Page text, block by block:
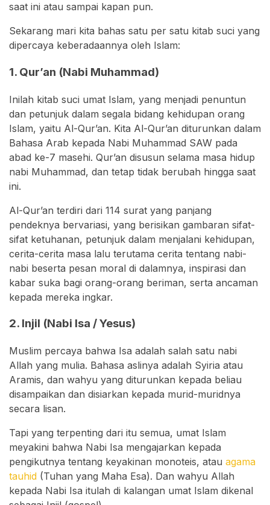
saat ini atau sampai kapan pun.
Sekarang mari kita bahas satu per satu kitab suci yang
dipercaya keberadaannya oleh Islam:
1. Qur’an (Nabi Muhammad)
Inilah kitab suci umat Islam, yang menjadi penuntun
dan petunjuk dalam segala bidang kehidupan orang
Islam, yaitu Al-Qur’an. Kita Al-Qur’an diturunkan dalam
Bahasa Arab kepada Nabi Muhammad SAW pada
abad ke-7 masehi. Qur’an disusun selama masa hidup
nabi Muhammad, dan tetap tidak berubah hingga saat
ini.
Al-Qur’an terdiri dari 114 surat yang panjang
pendeknya bervariasi, yang berisikan gambaran sifat-
sifat ketuhanan, petunjuk dalam menjalani kehidupan,
cerita-cerita masa lalu terutama cerita tentang nabi-
nabi beserta pesan moral di dalamnya, inspirasi dan
kabar suka bagi orang-orang beriman, serta ancaman
kepada mereka ingkar.
2. Injil (Nabi Isa / Yesus)
Muslim percaya bahwa Isa adalah salah satu nabi
Allah yang mulia. Bahasa aslinya adalah Syiria atau
Aramis, dan wahyu yang diturunkan kepada beliau
disampaikan dan disiarkan kepada murid-muridnya
secara lisan.
Tapi yang terpenting dari itu semua, umat Islam
meyakini bahwa Nabi Isa mengajarkan kepada
pengikutnya tentang keyakinan monoteis, atau agama
tauhid (Tuhan yang Maha Esa). Dan wahyu Allah
kepada Nabi Isa itulah di kalangan umat Islam dikenal